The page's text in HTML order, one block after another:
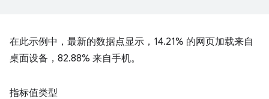
在此示例中，最新的数据点显示，14.21% 的网页加载来自
桌面设备，82.88% 来自手机。
指标值类型